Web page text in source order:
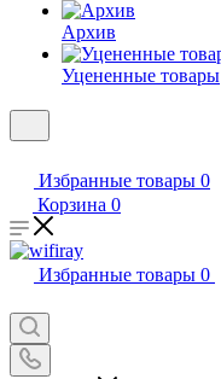
Архив
Уцененные товары
Избранные товары 0
Корзина 0
Избранные товары 0